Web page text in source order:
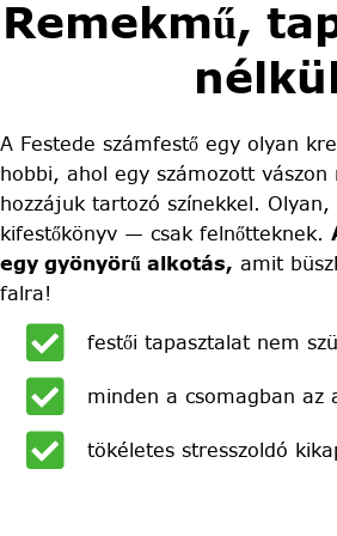
Remekmű,
A Festede számfestő egy olyan
hobbi, ahol egy számozott
hozzájuk tartozó színekkel.
kifestőkönyv — csak felnőtteknek.
egy gyönyörű alkotás, amit
falra!
festői tapasztalat nem
minden a csomagban az
tökéletes stresszoldó